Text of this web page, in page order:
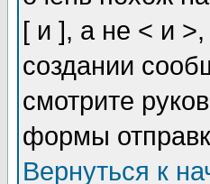
[ и ], а не < и
создании
смотрите
формы
Вернуться к